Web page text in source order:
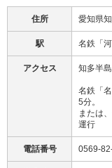
住所 愛知県
駅 名鉄「
アクセス 知多半
名鉄「
5分。
または
運行
電話番号 0569-